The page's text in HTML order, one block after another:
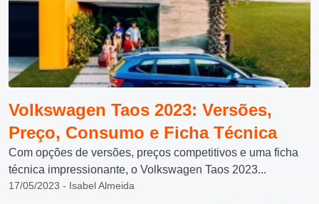
Volkswagen Taos 2023: Versões,
Preço, Consumo e Ficha Técnica
Com opções de versões, preços competitivos e uma ficha
técnica impressionante, o Volkswagen Taos 2023...
17/05/2023 - Isabel Almeida